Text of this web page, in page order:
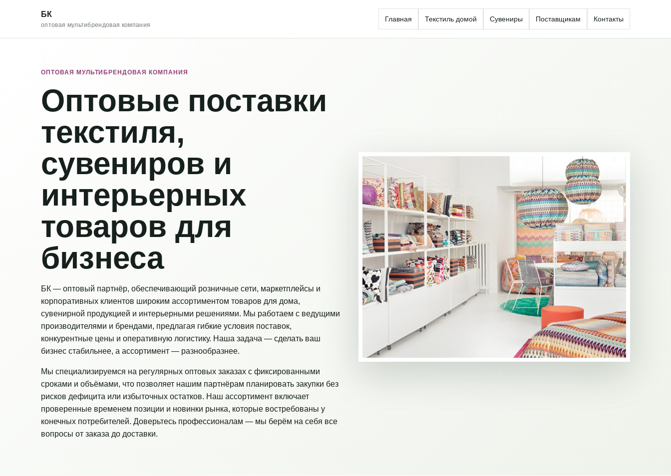
БК
оптовая мультибрендовая компания
Главная Текстиль домой Сувениры Поставщикам Контакты
ОПТОВАЯ МУЛЬТИБРЕНДОВАЯ КОМПАНИЯ
Оптовые поставки
текстиля,
сувениров и
интерьерных
товаров для
бизнеса
БК — оптовый партнёр, обеспечивающий розничные сети, маркетплейсы и
корпоративных клиентов широким ассортиментом товаров для дома,
сувенирной продукцией и интерьерными решениями. Мы работаем с ведущими
производителями и брендами, предлагая гибкие условия поставок,
конкурентные цены и оперативную логистику. Наша задача — сделать ваш
бизнес стабильнее, а ассортимент — разнообразнее.
Мы специализируемся на регулярных оптовых заказах с фиксированными
сроками и объёмами, что позволяет нашим партнёрам планировать закупки без
рисков дефицита или избыточных остатков. Наш ассортимент включает
проверенные временем позиции и новинки рынка, которые востребованы у
конечных потребителей. Доверьтесь профессионалам — мы берём на себя все
вопросы от заказа до доставки.